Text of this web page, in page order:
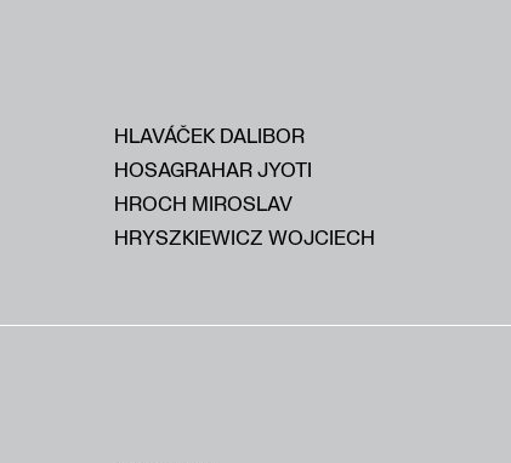
HLAVÁČEK DALIBOR
HOSAGRAHAR JYOTI
HROCH MIROSLAV
HRYSZKIEWICZ WOJCIECH